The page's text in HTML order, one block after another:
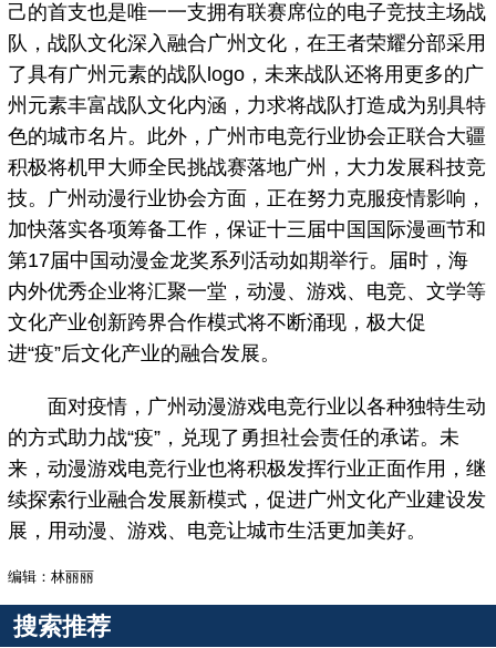
己的首支也是唯一一支拥有联赛席位的电子竞技主场战
队，战队文化深入融合广州文化，在王者荣耀分部采用
了具有广州元素的战队logo，未来战队还将用更多的广
州元素丰富战队文化内涵，力求将战队打造成为别具特
色的城市名片。此外，广州市电竞行业协会正联合大疆
积极将机甲大师全民挑战赛落地广州，大力发展科技竞
技。广州动漫行业协会方面，正在努力克服疫情影响，
加快落实各项筹备工作，保证十三届中国国际漫画节和
第17届中国动漫金龙奖系列活动如期举行。届时，海
内外优秀企业将汇聚一堂，动漫、游戏、电竞、文学等
文化产业创新跨界合作模式将不断涌现，极大促
进“疫”后文化产业的融合发展。
面对疫情，广州动漫游戏电竞行业以各种独特生动
的方式助力战“疫”，兑现了勇担社会责任的承诺。未
来，动漫游戏电竞行业也将积极发挥行业正面作用，继
续探索行业融合发展新模式，促进广州文化产业建设发
展，用动漫、游戏、电竞让城市生活更加美好。
编辑：林丽丽
搜索推荐